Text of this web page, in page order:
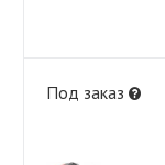
Под заказ